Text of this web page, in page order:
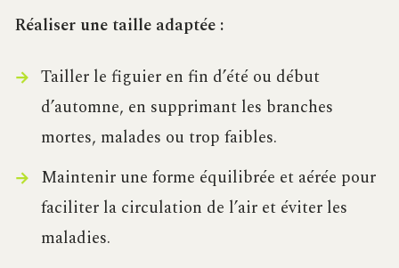
Réaliser une taille adaptée :
Tailler le figuier en fin d’été ou début
d’automne, en supprimant les branches
mortes, malades ou trop faibles.
Maintenir une forme équilibrée et aérée pour
faciliter la circulation de l’air et éviter les
maladies.